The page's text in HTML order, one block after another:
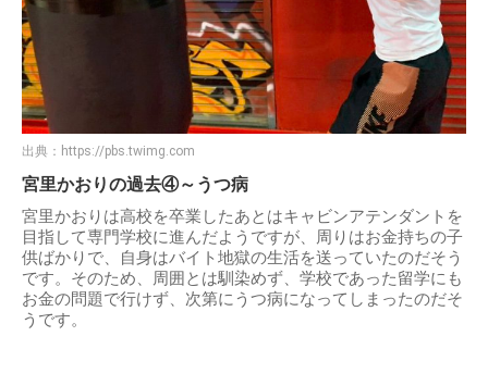
出典： https://pbs.twimg.com
宮里かおりの過去④～うつ病
宮里かおりは高校を卒業したあとはキャビンアテンダントを
目指して専門学校に進んだようですが、周りはお金持ちの子
供ばかりで、自身はバイト地獄の生活を送っていたのだそう
です。そのため、周囲とは馴染めず、学校であった留学にも
お金の問題で行けず、次第にうつ病になってしまったのだそ
うです。